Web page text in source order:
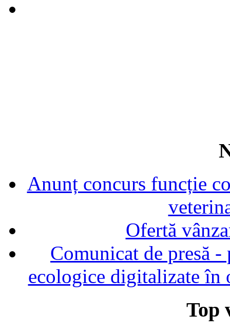
Anunț concurs funcție
Ofertă
Comunicat de presă
ecologice digitalizate în
Top